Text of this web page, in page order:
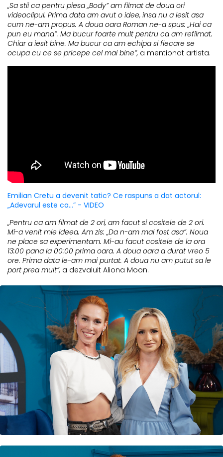
„Sa stii ca pentru piesa „Body” am filmat de doua ori
videoclipul. Prima data am avut o idee, insa nu a iesit asa
cum ne-am propus. A doua oara Roman ne-a spus: „Hai ca
pun eu mana”. Ma bucur foarte mult pentru ca am refilmat.
Chiar a iesit bine. Ma bucur ca am echipa si fiecare se
ocupa cu ce se pricepe cel mai bine”, a mentionat artista.
Emilian Cretu a devenit tatic? Ce raspuns a dat actorul:
„Adevarul este ca...” - VIDEO
„Pentru ca am filmat de 2 ori, am facut si cositele de 2 ori.
Mi-a venit mie ideea. Am zis: „Da n-am mai fost asa”. Noua
ne place sa experimentam. Mi-au facut cositele de la ora
13:00 pana la 00:00 prima oara. A doua oara a durat vreo 5
ore. Prima data le-am mai purtat. A doua nu am putut sa le
port prea mult”, a dezvaluit Aliona Moon.